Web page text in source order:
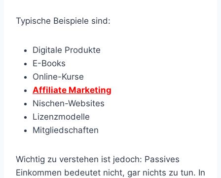
Typische Beispiele sind:
Digitale Produkte
E-Books
Online-Kurse
Affiliate Marketing
Nischen-Websites
Lizenzmodelle
Mitgliedschaften
Wichtig zu verstehen ist jedoch: Passives
Einkommen bedeutet nicht, gar nichts zu tun. In